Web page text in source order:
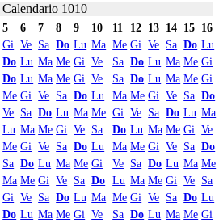
Calendario 1010
5 6 7 8 9 10 11 12 13 14 15 16
Gi Ve Sa Do Lu Ma Me Gi Ve Sa Do Lu
Do Lu Ma Me Gi Ve Sa Do Lu Ma Me Gi
Do Lu Ma Me Gi Ve Sa Do Lu Ma Me Gi
Me Gi Ve Sa Do Lu Ma Me Gi Ve Sa Do
Ve Sa Do Lu Ma Me Gi Ve Sa Do Lu Ma
Lu Ma Me Gi Ve Sa Do Lu Ma Me Gi Ve
Me Gi Ve Sa Do Lu Ma Me Gi Ve Sa Do
Sa Do Lu Ma Me Gi Ve Sa Do Lu Ma Me
Ma Me Gi Ve Sa Do Lu Ma Me Gi Ve Sa
Gi Ve Sa Do Lu Ma Me Gi Ve Sa Do Lu
Do Lu Ma Me Gi Ve Sa Do Lu Ma Me Gi